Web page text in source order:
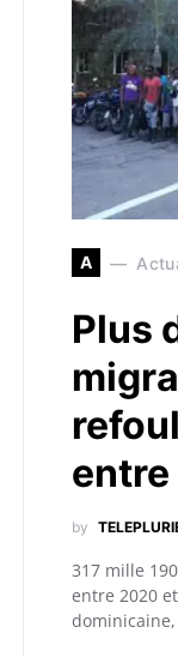
A
Plus
entre
by
317 mille
entre 2020